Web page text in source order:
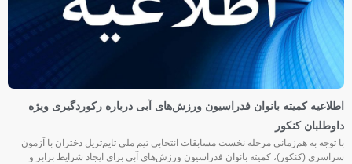
اطلاعیه کمیته بانوان فدراسیون ورزش‌های آبی درباره رکوردگیری ویژه
داوطلبان کنکور
با توجه به هم‌زمانی مرحله نخست مسابقات انتخابی تیم ملی تایم‌تریل دختران با آزمون
سراسری (کنکور)، کمیته بانوان فدراسیون ورزش‌های آبی برای ایجاد شرایط برابر و